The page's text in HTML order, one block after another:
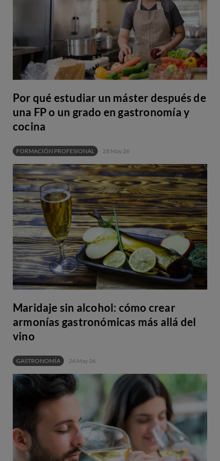
Por qué estudiar un máster después de
una FP o un grado en gastronomía y
cocina
FORMACIÓN PROFESIONAL 28 May 26
Maridaje sin alcohol: cómo crear
armonías gastronómicas más allá del
vino
GASTRONOMÍA 26 May 26